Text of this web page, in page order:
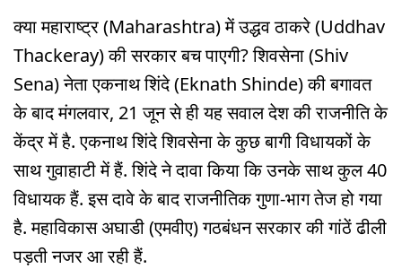
क्या महाराष्ट्र (Maharashtra) में उद्धव ठाकरे (Uddhav
Thackeray) की सरकार बच पाएगी? शिवसेना (Shiv
Sena) नेता एकनाथ शिंदे (Eknath Shinde) की बगावत
के बाद मंगलवार, 21 जून से ही यह सवाल देश की राजनीति के
केंद्र में है. एकनाथ शिंदे शिवसेना के कुछ बागी विधायकों के
साथ गुवाहाटी में हैं. शिंदे ने दावा किया कि उनके साथ कुल 40
विधायक हैं. इस दावे के बाद राजनीतिक गुणा-भाग तेज हो गया
है. महाविकास अघाडी (एमवीए) गठबंधन सरकार की गांठें ढीली
पड़ती नजर आ रही हैं.